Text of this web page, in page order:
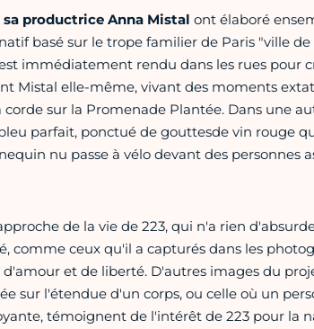
productrice Anna Mistal ont élaboré
basé sur le trope familier de Paris "ville de
immédiatement rendu dans les rues pour
Mistal elle-même, vivant des moments
sur la Promenade Plantée. Dans une
parfait, ponctué de gouttesde vin rouge
nu passe à vélo devant des personnes
de la vie de 223, qui n'a rien
comme ceux qu'il a capturés dans les
d'amour et de liberté. D'autres images du
sur l'étendue d'un corps, ou celle où un
témoignent de l'intérêt de 223 pour la